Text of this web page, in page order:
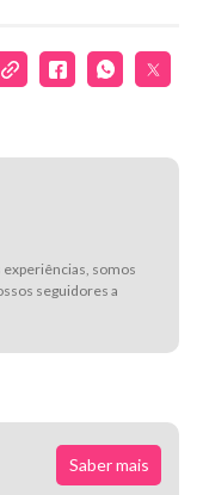
somos
seguidores a
Saber mais